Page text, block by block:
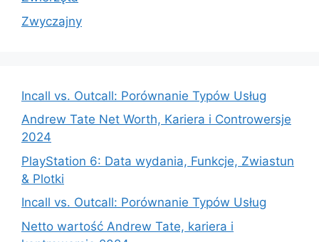
Zwyczajny
Incall vs. Outcall: Porównanie Typów Usług
Andrew Tate Net Worth, Kariera i Controwersje
2024
PlayStation 6: Data wydania, Funkcje, Zwiastun
& Plotki
Incall vs. Outcall: Porównanie Typów Usług
Netto wartość Andrew Tate, kariera i